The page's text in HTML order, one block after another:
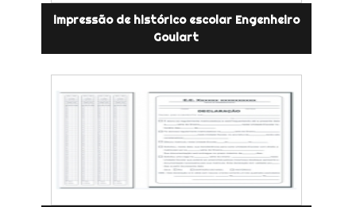
impressão de histórico escolar Engenheiro
Goulart